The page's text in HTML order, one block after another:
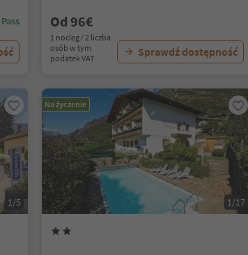
Od 96€
1 nocleg / 2 liczba
osób w tym
podatek VAT
Sprawdź dostępność
1/5
Na życzenie
1/17